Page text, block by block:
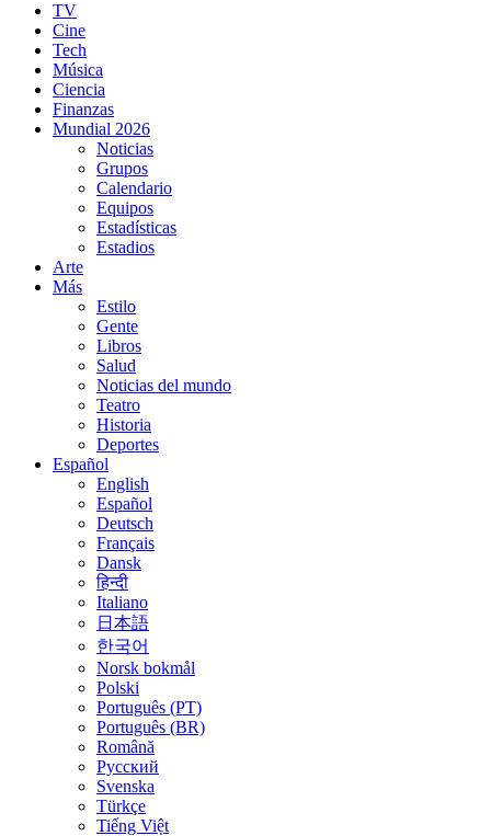
TV
Cine
Tech
Música
Ciencia
Finanzas
Mundial 2026
Noticias
Grupos
Calendario
Equipos
Estadísticas
Estadios
Arte
Más
Estilo
Gente
Libros
Salud
Noticias del mundo
Teatro
Historia
Deportes
Español
English
Español
Deutsch
Français
Dansk
हिन्दी
Italiano
日本語
한국어
Norsk bokmål
Polski
Português (PT)
Português (BR)
Română
Русский
Svenska
Türkçe
Tiếng Việt